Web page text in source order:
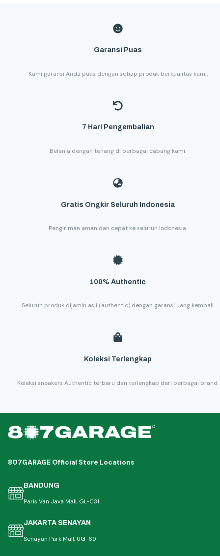
Garansi Puas
Kami garansi Anda puas dengan setiap produk berkualitas kami.
7 Hari Pengembalian
Belanja dengan tenang di berbagai cabang kami.
Gratis Ongkir Seluruh Indonesia
Pengiriman aman dan cepat ke seluruh Indonesia.
100% Authentic
Seluruh produk dijamin asli (authentic) dengan garansi uang kembali.
Koleksi Terlengkap
Koleksi sneakers Authentic terbaru dan terlengkap dari berbagai brand.
807GARAGE Official Store Locations
BANDUNG
Paris Van Java Mall, GL-C31
JAKARTA SENAYAN
Senayan Park Mall, UG-69